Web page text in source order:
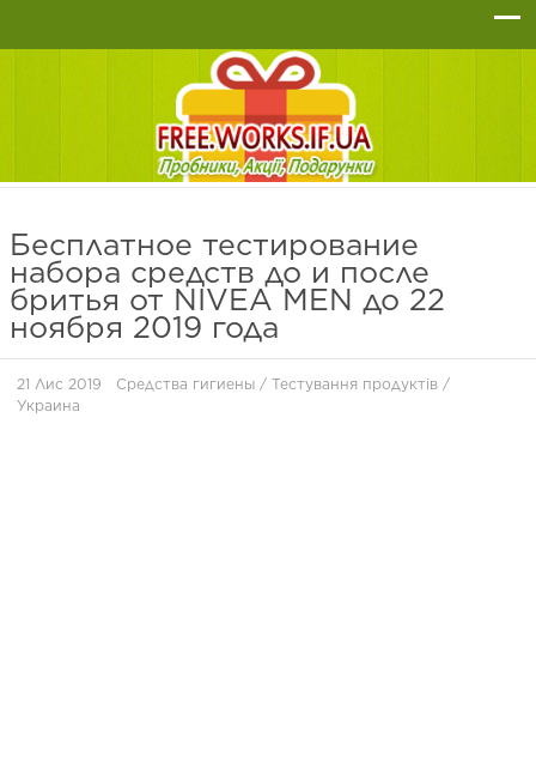
Бесплатное тестирование
набора средств до и после
бритья от NIVEA MEN до 22
ноября 2019 года
21 Лис 2019 Средства гигиены / Тестування продуктів /
Украина